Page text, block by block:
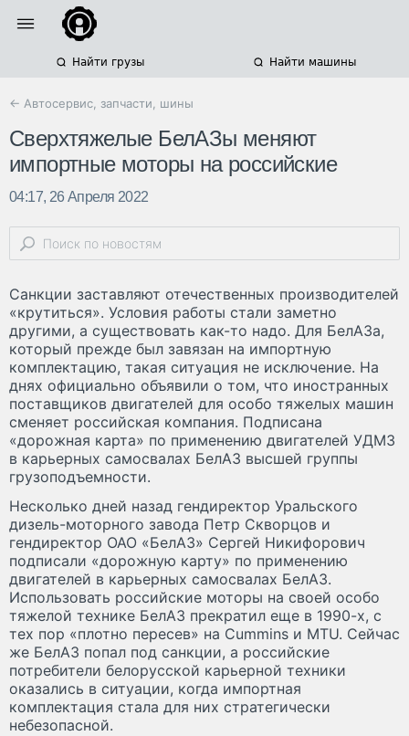
Найти грузы Найти машины
← Автосервис, запчасти, шины
Сверхтяжелые БелАЗы меняют
импортные моторы на российские
04:17, 26 Апреля 2022
Санкции заставляют отечественных производителей
«крутиться». Условия работы стали заметно
другими, а существовать как-то надо. Для БелАЗа,
который прежде был завязан на импортную
комплектацию, такая ситуация не исключение. На
днях официально объявили о том, что иностранных
поставщиков двигателей для особо тяжелых машин
сменяет российская компания. Подписана
«дорожная карта» по применению двигателей УДМЗ
в карьерных самосвалах БелАЗ высшей группы
грузоподъемности.
Несколько дней назад гендиректор Уральского
дизель-моторного завода Петр Скворцов и
гендиректор ОАО «БелАЗ» Сергей Никифорович
подписали «дорожную карту» по применению
двигателей в карьерных самосвалах БелАЗ.
Использовать российские моторы на своей особо
тяжелой технике БелАЗ прекратил еще в 1990-х, с
тех пор «плотно пересев» на Cummins и MTU. Сейчас
же БелАЗ попал под санкции, а российские
потребители белорусской карьерной техники
оказались в ситуации, когда импортная
комплектация стала для них стратегически
небезопасной.